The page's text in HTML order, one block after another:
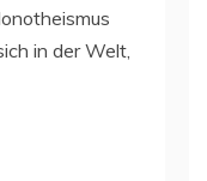
in der Welt,